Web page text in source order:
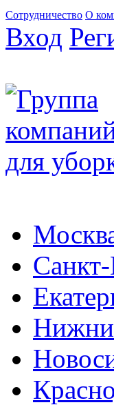
Сотрудничество О
Вход